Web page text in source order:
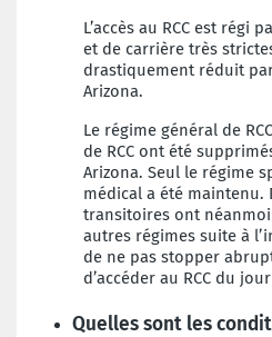
L’accès au RCC est régi
et de carrière très
drastiquement réduit
Arizona.
Le régime général de
de RCC ont été
Arizona. Seul le régime
médical a été maintenu.
transitoires ont
autres régimes suite à
de ne pas stopper
d’accéder au RCC du
Quelles sont les